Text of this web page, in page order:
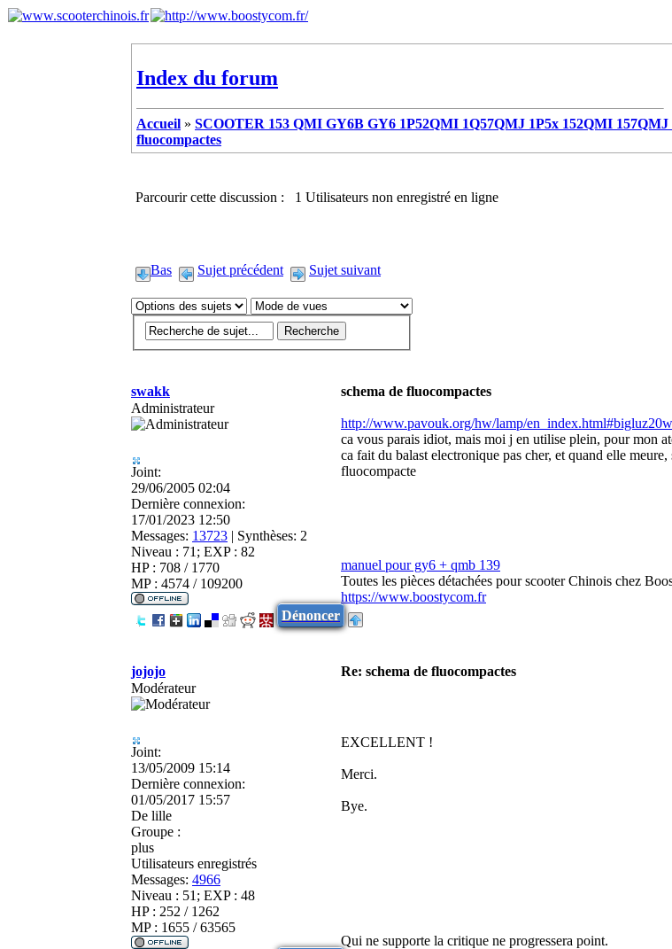
Index du forum
Accueil » SCOOTER 153 QMI GY6B GY6 1P52QMI 1Q57QMJ 1P5x 152QMI
fluocompactes
Parcourir cette discussion : 1 Utilisateurs non enregistré en ligne
Bas Sujet précédent Sujet suivant
swakk schema de fluocompactes
Administrateur
Joint:
29/06/2005 02:04
Dernière connexion:
17/01/2023 12:50
Messages: 13723 | Synthèses: 2
Niveau : 71; EXP : 82
HP : 708 / 1770
MP : 4574 / 109200
http://www.pavouk.org/hw/lamp/en_index.html#bigluz20w
ca vous parais idiot, mais moi j en utilise plein, pour mon
ca fait du balast electronique pas cher, et quand elle
fluocompacte
manuel pour gy6 + qmb 139
Toutes les pièces détachées pour scooter Chinois chez
https://www.boostycom.fr
Dénoncer
jojojo Re: schema de fluocompactes
Modérateur
Joint:
13/05/2009 15:14
Dernière connexion:
01/05/2017 15:57
De lille
Groupe :
plus
Utilisateurs enregistrés
Messages: 4966
Niveau : 51; EXP : 48
HP : 252 / 1262
MP : 1655 / 63565
EXCELLENT !
Merci.
Bye.
Qui ne supporte la critique ne progressera point.